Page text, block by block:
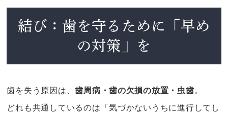
結び：歯を守るために「早め
の対策」を
歯を失う原因は、歯周病・歯の欠損の放置・虫歯。
どれも共通しているのは「気づかないうちに進行してし